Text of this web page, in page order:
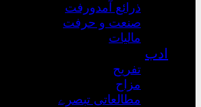
ذرائع آمدورفت
صنعت و حرفت
مالیات
ادب
تفریح
مزاح
مطالعاتی تبصرے